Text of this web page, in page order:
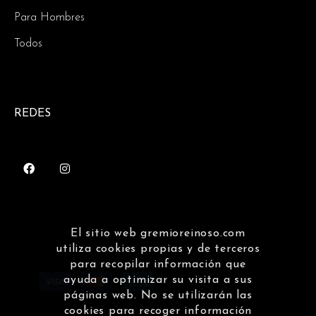
Para Hombres
Todos
REDES
El sitio web gremioreinoso.com
utiliza cookies propias y de terceros
para recopilar información que
ayuda a optimizar su visita a sus
páginas web. No se utilizarán las
cookies para recoger información